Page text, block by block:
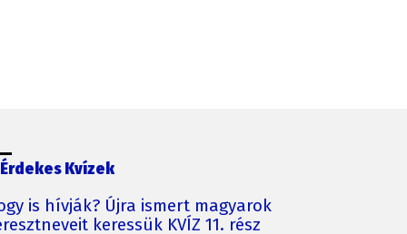
Érdekes Kvízek
is hívják? Újra ismert magyarok
keressük KVÍZ 11. rész